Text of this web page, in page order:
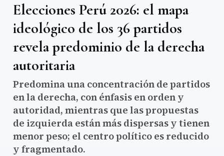
Elecciones Perú 2026: el mapa
ideológico de los 36 partidos
revela predominio de la derecha
autoritaria
Predomina una concentración de partidos
en la derecha, con énfasis en orden y
autoridad, mientras que las propuestas
de izquierda están más dispersas y tienen
menor peso; el centro político es reducido
y fragmentado.